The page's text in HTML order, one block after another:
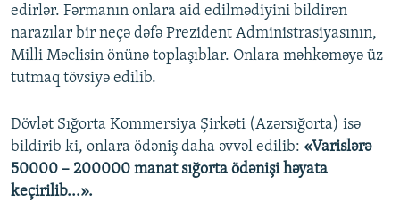
edirlər. Fərmanın onlara aid edilmədiyini bildirən
narazılar bir neçə dəfə Prezident Administrasiyasının,
Milli Məclisin önünə toplaşıblar. Onlara məhkəməyə üz
tutmaq tövsiyə edilib.
Dövlət Sığorta Kommersiya Şirkəti (Azərsığorta) isə
bildirib ki, onlara ödəniş daha əvvəl edilib: «Varislərə
50000 – 200000 manat sığorta ödənişi həyata
keçirilib...».